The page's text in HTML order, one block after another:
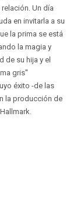
Un día
en invitarla a su
la prima se está
la magia y
de su hija y el
gris''
éxito -de las
la producción de